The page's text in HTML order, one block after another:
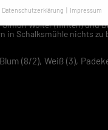
Wolter (hinten) und
in Schalksmühle nichts zu
(8/2), Weiß (3),
Datenschutzerklärung Impressum
Daten verarbeitet
und Anbietern
Details“. Weitere